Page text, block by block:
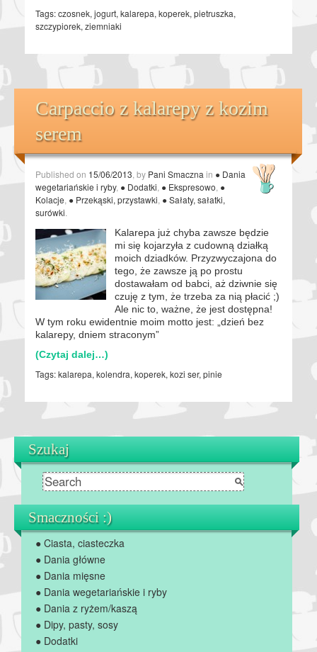
Tags:czosnek, jogurt, kalarepa, koperek, pietruszka,
szczypiorek, ziemniaki
Carpaccio z kalarepy z kozim
serem
Published on 15/06/2013 , by Pani Smaczna in ● Dania
wegetariańskie i ryby, ● Dodatki ● Ekspresowo ●
Kolacje ● Przekąski, przystawki ● Sałaty, sałatki,
surówki
Kalarepa już chyba zawsze będzie
mi się kojarzyła z cudowną działką
moich dziadków. Przyzwyczajona do
tego, że zawsze ją po prostu
dostawałam od babci, aż dziwnie się
czuję z tym, że trzeba za nią płacić ;)
Ale nic to, ważne, że jest dostępna!
W tym roku ewidentnie moim motto jest: „dzień bez
kalarepy, dniem straconym”
(Czytaj dalej…)
Tags:kalarepa, kolendra, koperek, kozi ser, pinie
Szukaj
Smaczności :)
● Ciasta, ciasteczka
● Dania główne
● Dania mięsne
● Dania wegetariańskie i ryby
● Dania z ryżem/kaszą
● Dipy, pasty, sosy
● Dodatki